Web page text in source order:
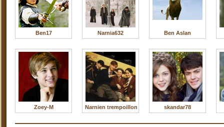
Ben17 Narnia632 Ben Aslan
Zoey-M Narnien trempoillon skandar78